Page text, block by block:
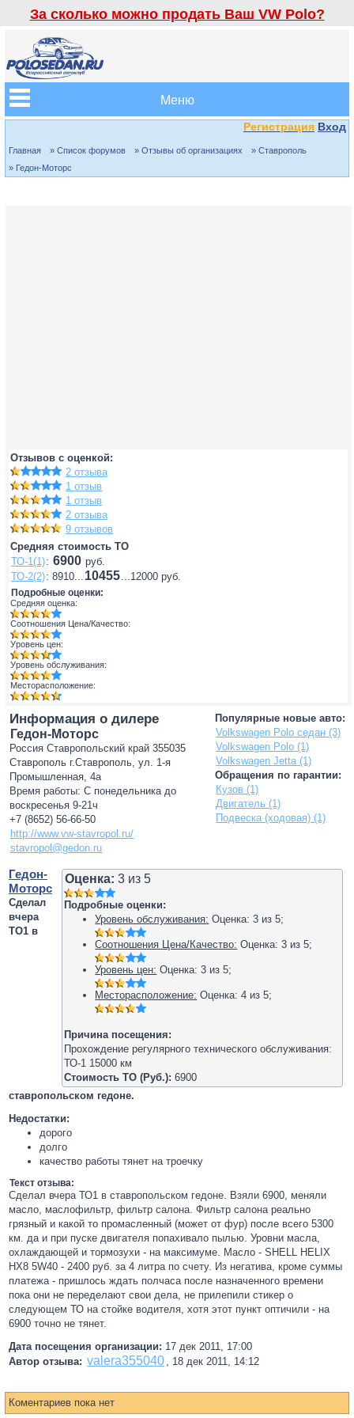
За сколько можно продать Ваш VW Polo?
Меню
Регистрация Вход
Главная » Список форумов » Отзывы об организациях
» Ставрополь
» Гедон-Моторс
Отзывов с оценкой:
2 отзыва
1 отзыв
1 отзыв
2 отзыва
9 отзывов
Средняя стоимость ТО
ТО-1(1): 6900 руб.
ТО-2(2): 8910... 10455...12000 руб.
Подробные оценки:
Средняя оценка:
Соотношения Цена/Качество:
Уровень цен:
Уровень обслуживания:
Месторасположение:
Популярные новые авто:
Volkswagen Polo седан (3)
Volkswagen Polo (1)
Volkswagen Jetta (1)
Обращения по гарантии:
Кузов (1)
Двигатель (1)
Подвеска (ходовая) (1)
Информация о дилере
Гедон-Моторс
Россия Ставропольский край 355035
Ставрополь г.Ставрополь, ул. 1-я
Промышленная, 4а
Время работы: С понедельника до
воскресенья 9-21ч
+7 (8652) 56-66-50
http://www.vw-stavropol.ru/
stavropol@gedon.ru
Оценка: 3 из5
Подробные оценки:
Уровень обслуживания: Оценка:3 из5;
Соотношения Цена/Качество: Оценка:3 из5;
Уровень цен: Оценка:3 из5;
Месторасположение: Оценка:4 из5;
Причина посещения:
Прохождение регулярного технического обслуживания:
ТО-1 15000 км
Стоимость ТО (Руб.): 6900
Гедон-
Моторс
Сделал
вчера
ТО1 в
ставропольском гедоне.
Недостатки:
дорого
долго
качество работы тянет на троечку
Текст отзыва:
Сделал вчера ТО1 в ставропольском гедоне. Взяли 6900, меняли
масло, маслофильтр, фильтр салона. Фильтр салона реально
грязный и какой то промасленный (может от фур) после всего 5300
км. да и при пуске двигателя попахивало пылью. Уровни масла,
охлаждающей и тормозухи - на максимуме. Масло - SHELL HELIX
HX8 5W40 - 2400 руб. за 4 литра по счету. Из негатива, кроме суммы
платежа - пришлось ждать полчаса после назначенного времени
пока они не переделают свои дела, не прилепили стикер о
следующем ТО на стойке водителя, хотя этот пункт оптичили - на
6900 точно не тянет.
Дата посещения организации: 17 дек 2011, 17:00
Автор отзыва: valera355040 , 18 дек 2011, 14:12
Коментариев пока нет